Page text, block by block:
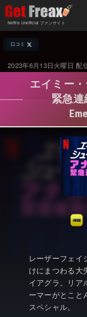
Netflix Unofficial ファンサイト
…
口コミ
2023年6月13日火曜日 配
エイミー
緊急連
レーザーフェイ
けにまつわる大
イアグラ。リア
ーマーがとこと
スペシャル。